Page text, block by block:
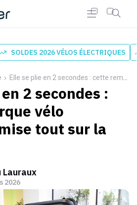
SOLDES 2026 VÉLOS ÉLECTRIQUES
Elle se plie en 2 secondes : cette remorque vélo Decathlon mise tout sur la simplicité
2 secondes :
vélo
tout sur la
2026